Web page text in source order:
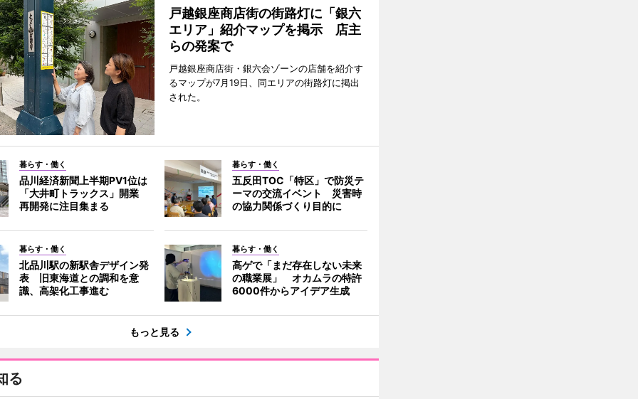
戸越銀座商店街の街路灯に「銀六
エリア」紹介マップを掲示 店主
らの発案で
戸越銀座商店街・銀六会ゾーンの店舗を紹介す
るマップが7月19日、同エリアの街路灯に掲出
された。
暮らす・働く
品川経済新聞上半期PV1位は
「大井町トラックス」開業
再開発に注目集まる
暮らす・働く
五反田TOC「特区」で防災テ
ーマの交流イベント 災害時
の協力関係づくり目的に
暮らす・働く
北品川駅の新駅舎デザイン発
表 旧東海道との調和を意
識、高架化工事進む
暮らす・働く
高ゲで「まだ存在しない未来
の職業展」 オカムラの特許
6000件からアイデア生成
もっと見る
る